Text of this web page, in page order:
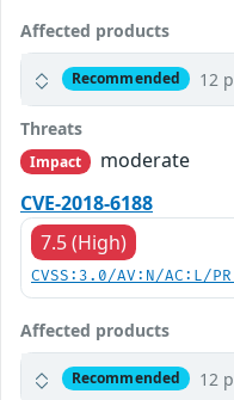
Affected products
Recommended 12
Threats
Impact
moderate
CVE-2018-6188
7.5 (High)
CVSS:3.0/AV:N/AC:L/
Affected products
Recommended 12